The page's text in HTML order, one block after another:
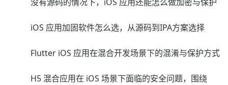
iOS 应用加固软件怎么选，从源码到IPA方案选择
Flutter iOS 应用在混合开发场景下的混淆与保护方式
H5 混合应用在 iOS 场景下面临的安全问题，围绕